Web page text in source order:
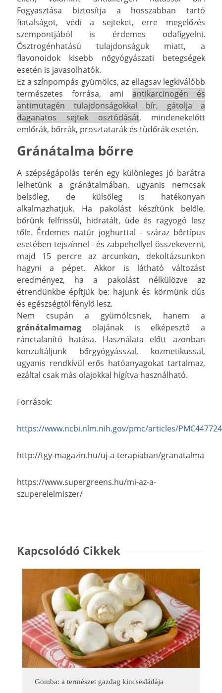
Fogyasztása biztosítja a hosszabban tartó
fiatalságot, védi a sejteket, erre megelőzés
szempontjából is érdemes odafigyelni.
Ösztrogénhatású tulajdonságuk miatt, a
flavonoidok kisebb nőgyógyászati betegségek
esetén is javasolhatók.
Ez a színpompás gyümölcs, az ellagsav legkiválóbb
természetes forrása, ami antikarcinogén és
antimutagén tulajdonságokkal bír, gátolja a
daganatos sejtek osztódását, mindenekelőtt
emlőrák, bőrrák, prosztatarák és tüdőrák esetén.
Gránátalma bőrre
A szépségápolás terén egy különleges jó barátra
lelhetünk a gránátalmában, ugyanis nemcsak
belsőleg, de külsőleg is hatékonyan
alkalmazhatjuk. Ha pakolást készítünk belőle,
bőrünk felfrissül, hidratált, üde és ragyogó lesz
tőle. Érdemes natúr joghurttal - száraz bőrtípus
esetében tejszínnel - és zabpehellyel összekeverni,
majd 15 percre az arcunkon, dekoltázsunkon
hagyni a pépet. Akkor is látható változást
eredményez, ha a pakolást nélkülözve az
étrendünkbe építjük be: hajunk és körmünk dús
és egészségtől fénylő lesz.
Nem csupán a gyümölcsnek, hanem a
gránátalmamag olajának is elképesztő a
ránctalanító hatása. Használata előtt azonban
konzultáljunk bőrgyógyásszal, kozmetikussal,
ugyanis rendkívül erős hatóanyagokat tartalmaz,
ezáltal csak más olajokkal hígítva használható.
Források:
https://www.ncbi.nlm.nih.gov/pmc/articles/
http://tgy-magazin.hu/uj-a-terapiaban/granatalma
https://www.supergreens.hu/mi-az-a-
szuperelelmiszer/
Kapcsolódó Cikkek
Gomba: a természet gazdag kincsesládája